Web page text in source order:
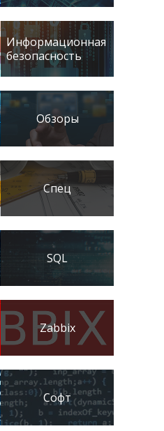
Информационная
безопасность
Обзоры
Спец
SQL
Zabbix
Софт